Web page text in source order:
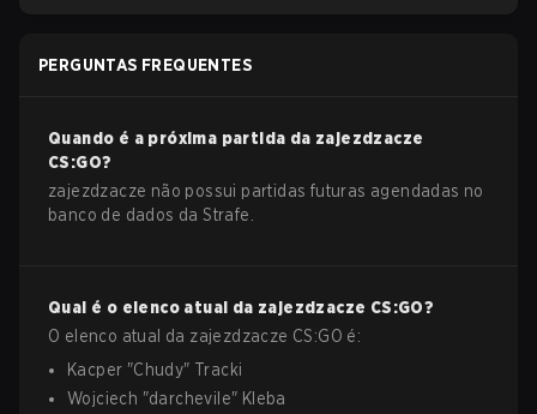
PERGUNTAS FREQUENTES
Quando é a próxima partida da zajezdzacze
CS:GO?
zajezdzacze não possui partidas futuras agendadas no
banco de dados da Strafe.
Qual é o elenco atual da zajezdzacze CS:GO?
O elenco atual da zajezdzacze CS:GO é:
Kacper "Chudy" Tracki
Wojciech "darchevile" Kleba